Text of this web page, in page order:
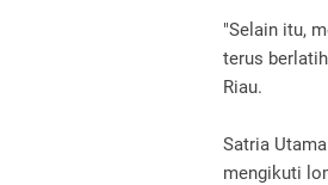
"Selain itu,
terus
Riau.
Satria
mengikuti